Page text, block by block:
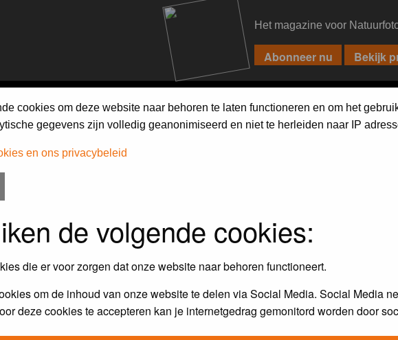
Het magazine voor
cookies om deze website naar behoren te laten functioneren en om het
gegevens zijn volledig geanonimiseerd en niet te herleiden naar IP
en ons privacybeleid
de volgende cookies:
die er voor zorgen dat onze website naar behoren functioneert.
om de inhoud van onze website te delen via Social Media. Social Media
deze cookies te accepteren kan je internetgedrag gemonitord worden door
'lentekriebels'
een competitie voor en door de Birdpix fotografen community:
bepaald door de winnaar van de laatste maandopdracht
kunnen onderdeze voorwaardendeelnemen.
'lentekriebels' ontvangt het boek